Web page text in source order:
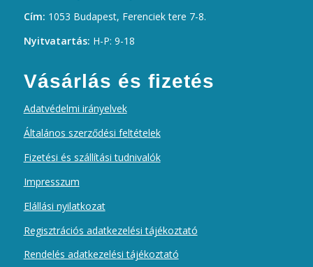
Cím: 1053 Budapest, Ferenciek tere 7-8.
Nyitvatartás: H-P: 9-18
Vásárlás és fizetés
Adatvédelmi irányelvek
Általános szerződési feltételek
Fizetési és szállítási tudnivalók
Impresszum
Elállási nyilatkozat
Regisztrációs adatkezelési tájékoztató
Rendelés adatkezelési tájékoztató